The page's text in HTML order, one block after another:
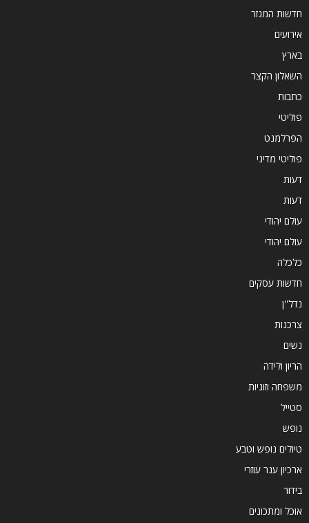
חדשות המגזר
אירועים
בארץ
השאלון הקצר
כתבות
פוליטי
הפרלמנט
פוליטי מדיני
דעות
דעות
עולם יהודי
עולם יהודי
כלכלה
חדשות עסקים
נדל''ן
צרכנות
נשים
הריון ולידה
משפחה וזוגיות
סטייל
נופש
טיולים נופש וטבע
ארכיון ענר עוזרי
בידור
אוכל ומתכונים